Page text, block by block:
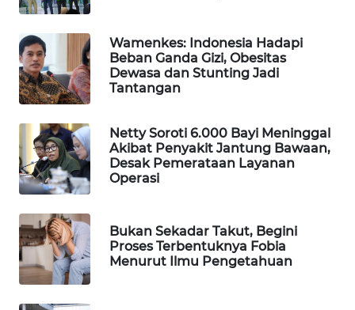
Wamenkes: Indonesia Hadapi
Beban Ganda Gizi, Obesitas
Dewasa dan Stunting Jadi
Tantangan
Netty Soroti 6.000 Bayi Meninggal
Akibat Penyakit Jantung Bawaan,
Desak Pemerataan Layanan
Operasi
Bukan Sekadar Takut, Begini
Proses Terbentuknya Fobia
Menurut Ilmu Pengetahuan
WAHANANEWS
WAHANA
SPORT
WAHANA
UMKM
WAHANA
WAHANA
PERSONA
WAHANA